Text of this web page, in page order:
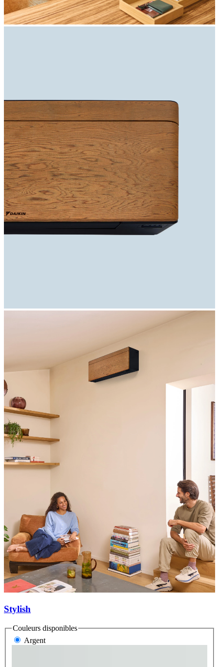
Stylish
Couleurs disponibles
Argent